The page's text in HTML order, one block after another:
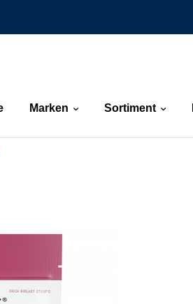
Marken Sortiment